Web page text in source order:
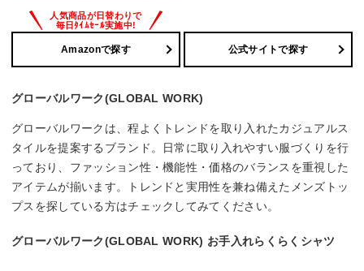
Amazonで探す 公式サイトで探す
グローバルワーク(GLOBAL WORK)
グローバルワークは、程よくトレンドを取り入れたカジュアルス
タイルを提案するブランド。日常に取り入れやすい服づくりを行
っており、ファッション性・機能性・価格のバランスを重視した
アイテムが揃います。トレンドと実用性を兼ね備えたメンズトッ
プスを探している方はチェックしてみてください。
グローバルワーク(GLOBAL WORK) お手入れらくらくシャツ